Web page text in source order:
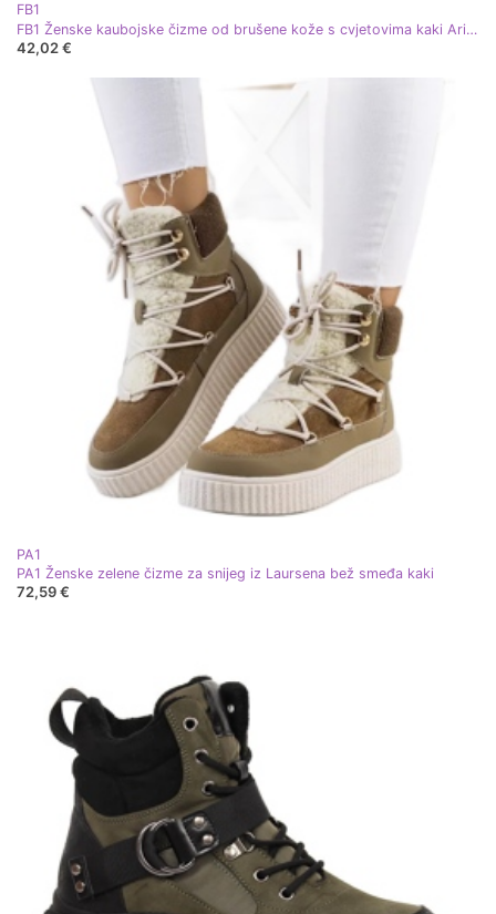
FB1
FB1 Ženske kaubojske čizme od brušene kože s cvjetovima kaki Ariane B-819 zelena
42,02 €
PA1
PA1 Ženske zelene čizme za snijeg iz Laursena bež smeđa kaki
72,59 €